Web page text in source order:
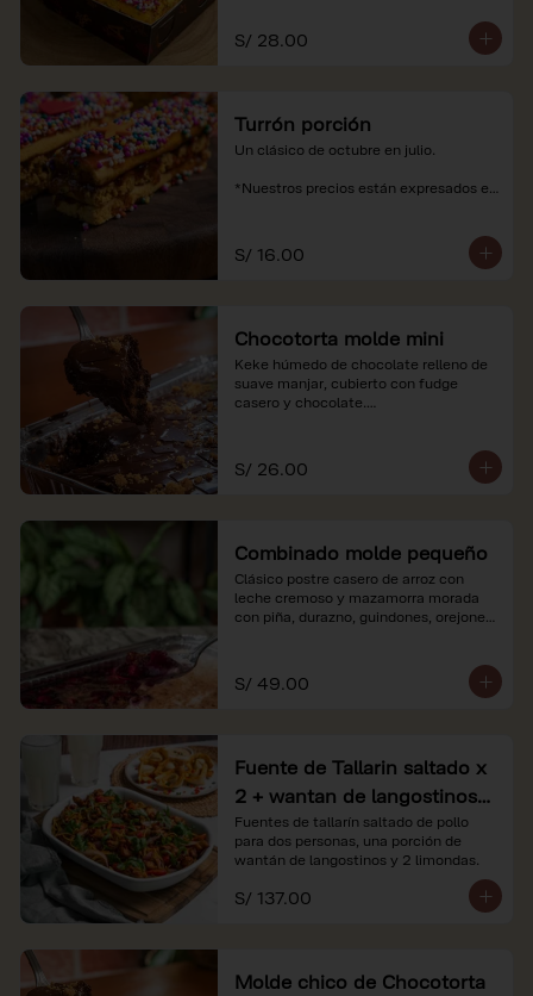
soles e incluyen impuestos de ley y
recargo al consumo.
S/ 28.00
Turrón porción
Un clásico de octubre en julio.
*Nuestros precios están expresados en
S/ 16.00
Chocotorta molde mini
Keke húmedo de chocolate relleno de
suave manjar, cubierto con fudge
casero y chocolate.
soles e incluyen impuestos de ley y
recargo al consumo. Imagenes
S/ 26.00
Combinado molde pequeño
Clásico postre casero de arroz con
leche cremoso y mazamorra morada
con piña, durazno, guindones, orejones
*Nuestros precios están expresados en
soles e incluyen impuestos de ley y
S/ 49.00
Fuente de Tallarin saltado x
2 + wantan de langostinos +
2 limonadas
Fuentes de tallarín saltado de pollo
para dos personas, una porción de
wantán de langostinos y 2 limondas.
S/ 137.00
Molde chico de Chocotorta